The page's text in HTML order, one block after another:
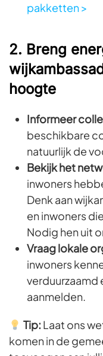
pakketten >
2. Breng
hoogte
Informeer
beschikbare
natuurlijk de
Bekijk het
inwoners
Denk aan
en inwoners
Nodig hen uit
Vraag lokale
inwoners
verduurzaamd
aanmelden.
Tip: Laat ons
komen in de